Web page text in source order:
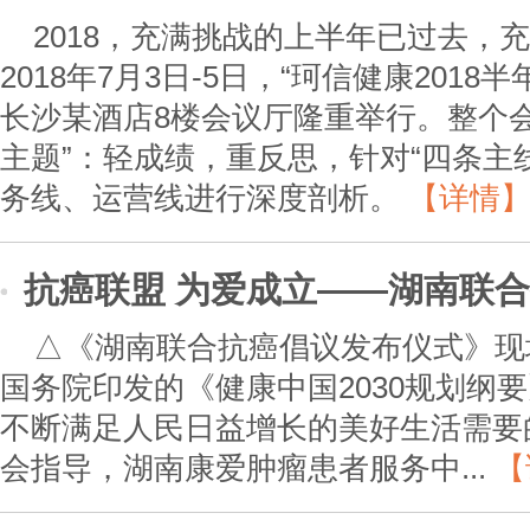
2018，充满挑战的上半年已过去，
2018年7月3日-5日，“珂信健康2018半
长沙某酒店8楼会议厅隆重举行。整个
主题”：轻成绩，重反思，针对“四条主
务线、运营线进行深度剖析。
【详情】
抗癌联盟 为爱成立——湖南联
△《湖南联合抗癌倡议发布仪式》
国务院印发的《健康中国2030规划纲
不断满足人民日益增长的美好生活需
会指导，湖南康爱肿瘤患者服务中...